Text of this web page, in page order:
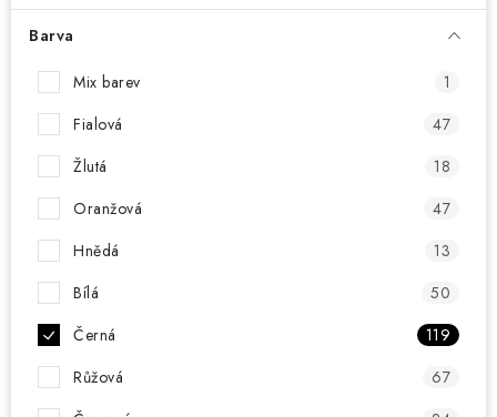
OBLEČENÍ
VÝŽIVA
SPORTY
MEGA SLEVY
NOVINKY
NOVINKY MIZUNO
NOVINKY INOV-8
Barva
Mix barev
1
Fialová
47
Žlutá
18
Oranžová
47
Hnědá
13
Bílá
50
Černá
119
Růžová
67